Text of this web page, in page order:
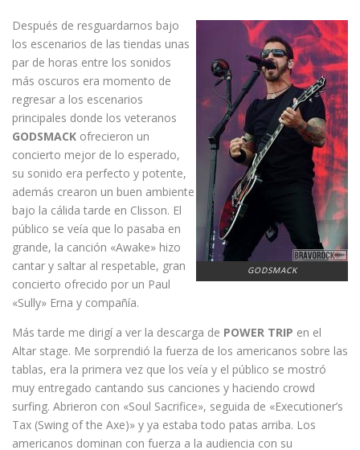
GODSMACK
Después de resguardarnos bajo
los escenarios de las tiendas unas
par de horas entre los sonidos
más oscuros era momento de
regresar a los escenarios
principales donde los veteranos
GODSMACK ofrecieron un
concierto mejor de lo esperado,
su sonido era perfecto y potente,
además crearon un buen ambiente
bajo la cálida tarde en Clisson. El
público se veía que lo pasaba en
grande, la canción «Awake» hizo
cantar y saltar al respetable, gran
concierto ofrecido por un Paul
«Sully» Erna y compañía.
Más tarde me dirigí a ver la descarga de POWER TRIP en el
Altar stage. Me sorprendió la fuerza de los americanos sobre las
tablas, era la primera vez que los veía y el público se mostró
muy entregado cantando sus canciones y haciendo crowd
surfing. Abrieron con «Soul Sacrifice», seguida de «Executioner’s
Tax (Swing of the Axe)» y ya estaba todo patas arriba. Los
americanos dominan con fuerza a la audiencia con su